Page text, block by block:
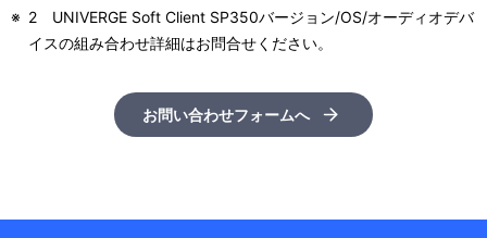
※ 2 UNIVERGE Soft Client SP350バージョン/OS/オーディオデバ
イスの組み合わせ詳細はお問合せください。
お問い合わせフォームへ